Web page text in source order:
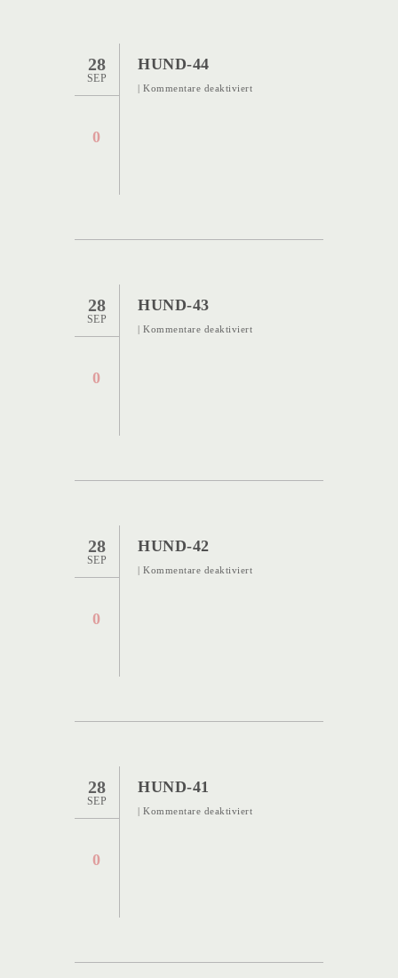
28
SEP
0
HUND-44
| Kommentare deaktiviertfür
28
SEP
0
HUND-43
| Kommentare deaktiviertfür
28
SEP
0
HUND-42
| Kommentare deaktiviertfür
28
SEP
0
HUND-41
| Kommentare deaktiviertfür